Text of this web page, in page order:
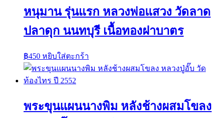
หนุมาน รุ่นแรก หลวงพ่อแสวง วัดลาด
ปลาดุก นนทบุรี เนื้อทองฝาบาตร
฿450 หยิบใส่ตะกร้า
พระขุนแผนนางพิม หลังช้างผสมโขลง